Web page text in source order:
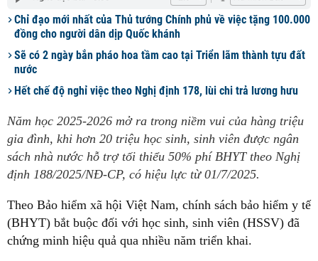
Chỉ đạo mới nhất của Thủ tướng Chính phủ về việc tặng 100.000
đồng cho người dân dịp Quốc khánh
Sẽ có 2 ngày bắn pháo hoa tầm cao tại Triển lãm thành tựu đất
nước
Hết chế độ nghỉ việc theo Nghị định 178, lùi chi trả lương hưu
Năm học 2025-2026 mở ra trong niềm vui của hàng triệu
gia đình, khi hơn 20 triệu học sinh, sinh viên được ngân
sách nhà nước hỗ trợ tối thiểu 50% phí BHYT theo Nghị
định 188/2025/NĐ-CP, có hiệu lực từ 01/7/2025.
Theo Bảo hiểm xã hội Việt Nam, chính sách bảo hiểm y tế
(BHYT) bắt buộc đối với học sinh, sinh viên (HSSV) đã
chứng minh hiệu quả qua nhiều năm triển khai.